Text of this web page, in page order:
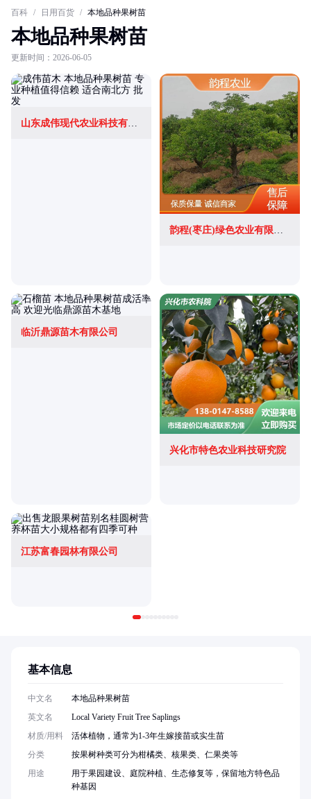
百科 / 日用百货 / 本地品种果树苗
本地品种果树苗
更新时间：2026-06-05
山东成伟现代农业科技有限公司
韵程(枣庄)绿色农业有限公司
临沂鼎源苗木有限公司
兴化市特色农业科技研究院
江苏富春园林有限公司
基本信息
中文名
本地品种果树苗
英文名
Local Variety Fruit Tree Saplings
材质/用料
活体植物，通常为1-3年生嫁接苗或实生苗
分类
按果树种类可分为柑橘类、核果类、仁果类等
用途
用于果园建设、庭院种植、生态修复等，保留地方特色品
种基因